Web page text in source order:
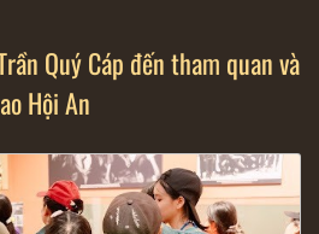
Quý Cáp đến tham quan và
Hội An